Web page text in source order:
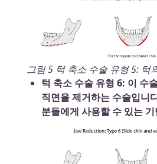
그림 5 턱 축소 수술 유형 5: 턱
턱 축소 수술 유형 6: 이 수
직면을 제거하는 수술입니
분들에게 사용할 수 있는